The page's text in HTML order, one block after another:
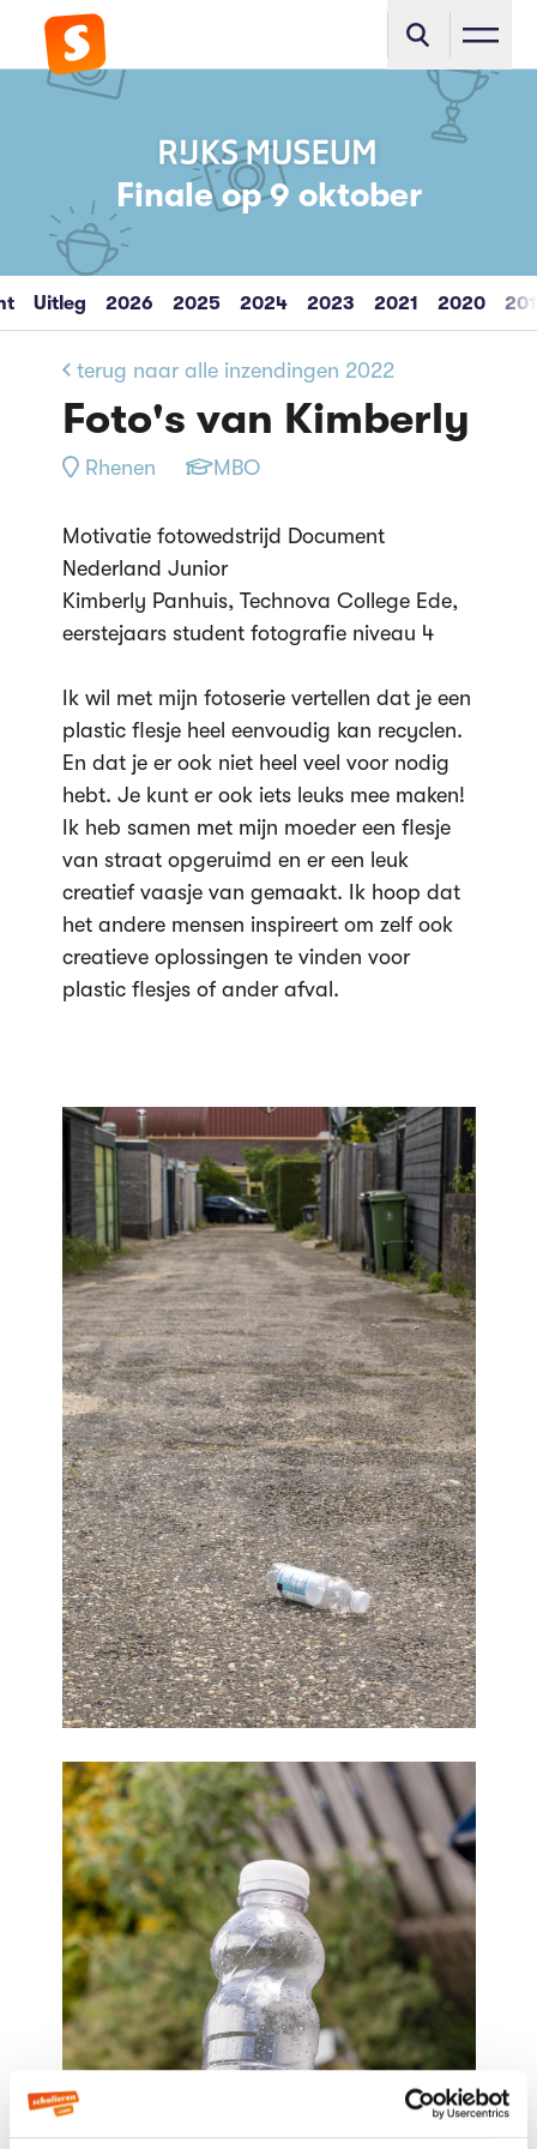
Finale op 9 oktober
Uitleg 2026 2025 2024 2023 2021 2020
terug naar alle inzendingen 2022
Foto's van Kimberly
Rhenen MBO
Motivatie fotowedstrijd Document
Nederland Junior
Kimberly Panhuis, Technova College Ede,
eerstejaars student fotografie niveau 4
Ik wil met mijn fotoserie vertellen dat je een
plastic flesje heel eenvoudig kan recyclen.
En dat je er ook niet heel veel voor nodig
hebt. Je kunt er ook iets leuks mee maken!
Ik heb samen met mijn moeder een flesje
van straat opgeruimd en er een leuk
creatief vaasje van gemaakt. Ik hoop dat
het andere mensen inspireert om zelf ook
creatieve oplossingen te vinden voor
plastic flesjes of ander afval.